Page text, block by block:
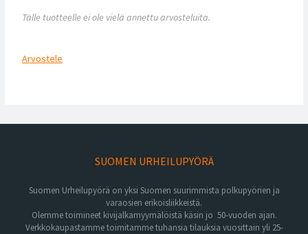
Tälle tuotteelle ei ole vielä annettu arvosteluita.
Arvostele
SUOMEN URHEILUPYÖRÄ
Suomen Urheilupyörä on yksi Suomen suurimmista polkupyörien ja
varaosien erikoisliikkeistä.
Olemme toimineet kivijalkamyymälöistä käsin jo 50-vuoden ajan.
Verkkokaupastamme toimitamme tuhansia tilauksia vuosittain yli 25-